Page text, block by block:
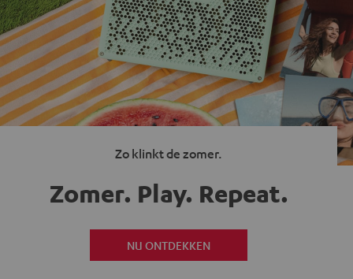
Zo klinkt de zomer.
Zomer. Play. Repeat.
NU ONTDEKKEN